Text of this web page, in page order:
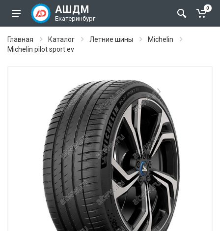
АШДМ
Екатеринбург
0
Главная Каталог Летние шины
Michelin
Michelin pilot sport ev